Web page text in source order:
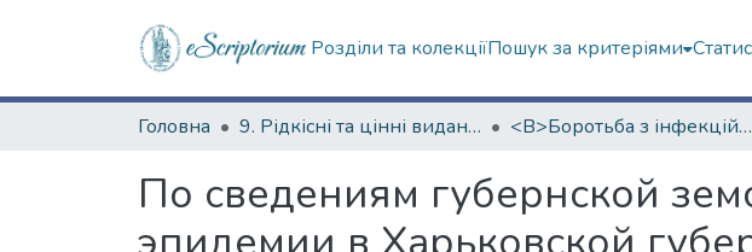
Розділи та колекціїПошук за критеріями
Головна 9. Рідкісні та цінні видання <B>Боротьба з інфекційними хворобами</B>
По сведениям губернской